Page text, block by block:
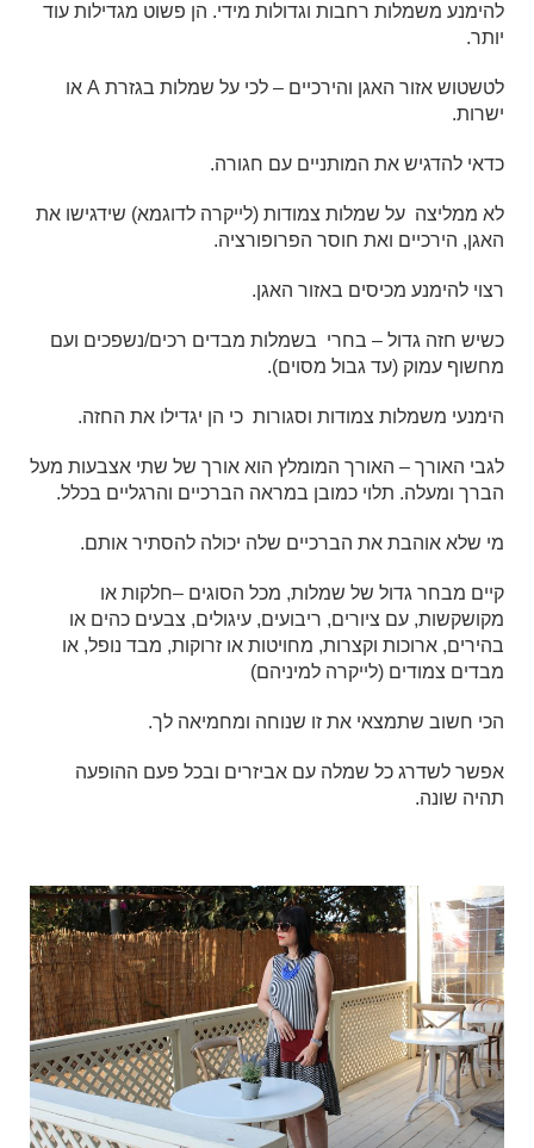
להימנע משמלות רחבות וגדולות מידי. הן פשוט מגדילות עוד
יותר.
לטשטוש אזור האגן והירכיים – לכי על שמלות בגזרת A או
ישרות.
כדאי להדגיש את המותניים עם חגורה.
לא ממליצה על שמלות צמודות (לייקרה לדוגמא) שידגישו את
האגן, הירכיים ואת חוסר הפרופורציה.
רצוי להימנע מכיסים באזור האגן.
כשיש חזה גדול – בחרי בשמלות מבדים רכים/נשפכים ועם
מחשוף עמוק (עד גבול מסוים).
הימנעי משמלות צמודות וסגורות כי הן יגדילו את החזה.
לגבי האורך – האורך המומלץ הוא אורך של שתי אצבעות מעל
הברך ומעלה. תלוי כמובן במראה הברכיים והרגליים בכלל.
מי שלא אוהבת את הברכיים שלה יכולה להסתיר אותם.
קיים מבחר גדול של שמלות, מכל הסוגים –חלקות או
מקושקשות, עם ציורים, ריבועים, עיגולים, צבעים כהים או
בהירים, ארוכות וקצרות, מחויטות או זרוקות, מבד נופל, או
מבדים צמודים (לייקרה למיניהם)
הכי חשוב שתמצאי את זו שנוחה ומחמיאה לך.
אפשר לשדרג כל שמלה עם אביזרים ובכל פעם ההופעה
תהיה שונה.